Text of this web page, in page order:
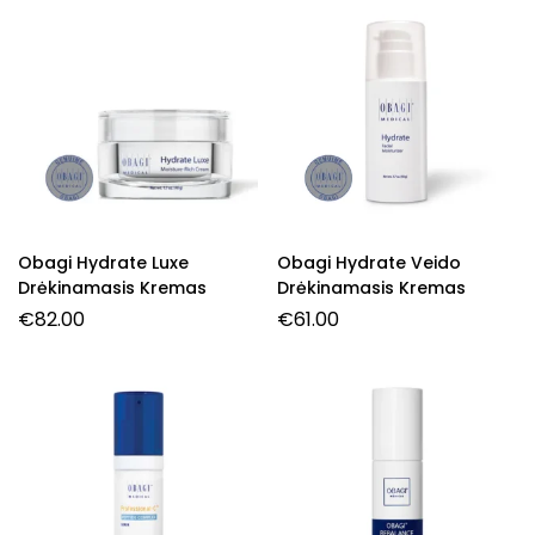
Obagi Hydrate Luxe
Drėkinamasis Kremas
€82.00
Obagi Hydrate Veido
Drėkinamasis Kremas
€61.00